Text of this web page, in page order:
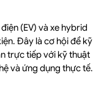
(EV) và xe hybrid
Đây là cơ hội để kỹ
trực tiếp với kỹ thuật
và ứng dụng thực tế.